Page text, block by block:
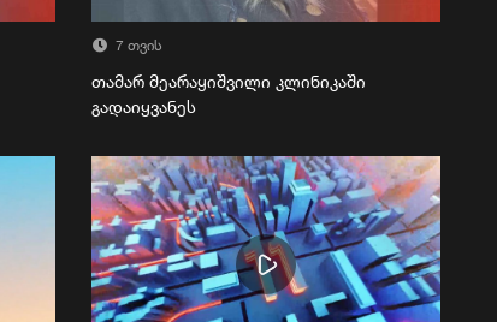
7 თვის
თამარ მეარაყიშვილი კლინიკაში
გადაიყვანეს